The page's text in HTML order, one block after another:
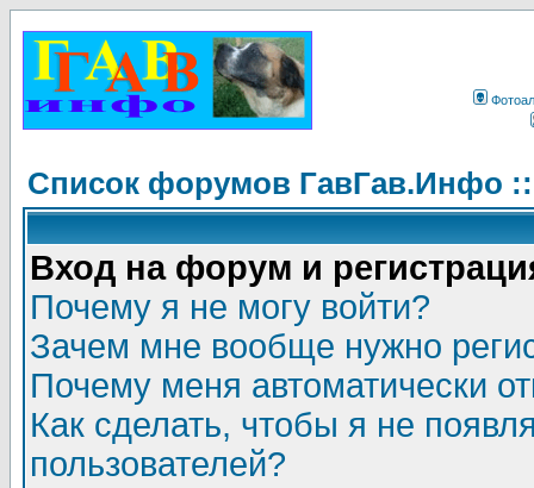
Список форумов ГавГав.Инфо
Вход на форум и
Почему я не могу войти?
Зачем мне вообще нужно
Почему меня автоматически
Как сделать, чтобы я не
пользователей?